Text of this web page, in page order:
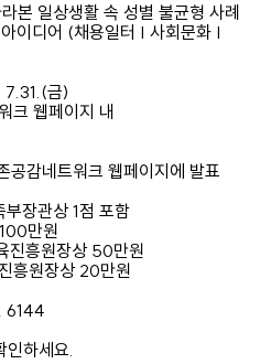
본 일상생활 속 성별 불균형 사례
이디어 (채용일터 | 사회문화 |
금)
크 웹페이지 내
감네트워크 웹페이지에 발표
장관상 1점 포함
만원
진흥원장상 50만원
흥원장상 20만원
6144
인하세요.